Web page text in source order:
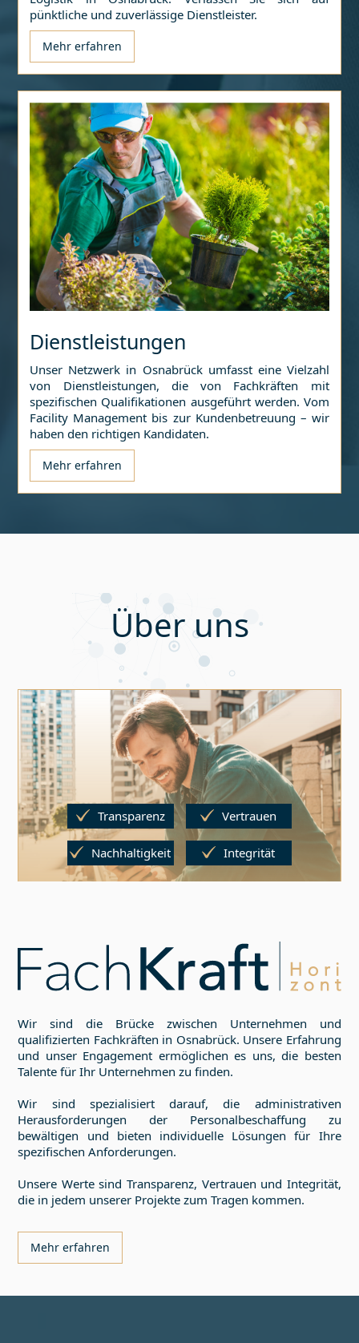
pünktliche und zuverlässige Dienstleister.
Mehr erfahren
Dienstleistungen
Unser Netzwerk in Osnabrückumfasst eine Vielzahl
von Dienstleistungen, die von Fachkräften mit
spezifischen Qualifikationen ausgeführt werden. Vom
Facility Management bis zur Kundenbetreuung – wir
haben den richtigen Kandidaten.
Mehr erfahren
Über uns
Wir sind die Brücke zwischen Unternehmen und
qualifizierten Fachkräften in Osnabrück. Unsere Erfahrung
und unser Engagement ermöglichen es uns, die besten
Talente für Ihr Unternehmen zu finden.
Wir sind spezialisiert darauf, die administrativen
Herausforderungen der Personalbeschaffung zu
bewältigen und bieten individuelle Lösungen für Ihre
spezifischen Anforderungen.
Unsere Werte sind Transparenz, Vertrauen und Integrität,
die in jedem unserer Projekte zum Tragen kommen.
Mehr erfahren
Transparenz Vertrauen
Nachhaltigkeit Integrität